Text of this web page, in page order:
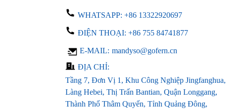
LED LCD 24V 0.5A DC ...
Bộ nguồn LED khung mở
tùy chỉnh AC 1...
WHATSAPP: +86 13322920697
ĐIỆN THOẠI: +86 755 84741877
E-MAIL: mandyso@gofern.cn
ĐỊA CHỈ:
Tầng 7, Đơn Vị 1, Khu Công Nghiệp Jingfanghua,
Làng Hebei, Thị Trấn Bantian, Quận Longgang,
Thành Phố Thâm Quyến, Tỉnh Quảng Đông,